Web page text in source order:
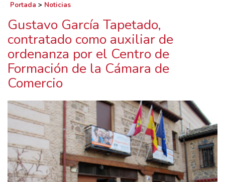
Portada > Noticias
Gustavo García Tapetado,
contratado como auxiliar de
ordenanza por el Centro de
Formación de la Cámara de
Comercio